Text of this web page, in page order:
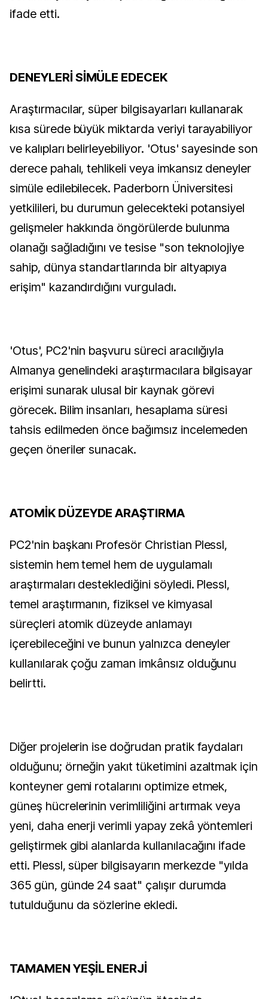
ifade etti.
DENEYLERİ SİMÜLE EDECEK
Araştırmacılar, süper bilgisayarları kullanarak
kısa sürede büyük miktarda veriyi tarayabiliyor
ve kalıpları belirleyebiliyor. 'Otus' sayesinde son
derece pahalı, tehlikeli veya imkansız deneyler
simüle edilebilecek. Paderborn Üniversitesi
yetkilileri, bu durumun gelecekteki potansiyel
gelişmeler hakkında öngörülerde bulunma
olanağı sağladığını ve tesise "son teknolojiye
sahip, dünya standartlarında bir altyapıya
erişim" kazandırdığını vurguladı.
'Otus', PC2'nin başvuru süreci aracılığıyla
Almanya genelindeki araştırmacılara bilgisayar
erişimi sunarak ulusal bir kaynak görevi
görecek. Bilim insanları, hesaplama süresi
tahsis edilmeden önce bağımsız incelemeden
geçen öneriler sunacak.
ATOMİK DÜZEYDE ARAŞTIRMA
PC2'nin başkanı Profesör Christian Plessl,
sistemin hem temel hem de uygulamalı
araştırmaları desteklediğini söyledi. Plessl,
temel araştırmanın, fiziksel ve kimyasal
süreçleri atomik düzeyde anlamayı
içerebileceğini ve bunun yalnızca deneyler
kullanılarak çoğu zaman imkânsız olduğunu
belirtti.
Diğer projelerin ise doğrudan pratik faydaları
olduğunu; örneğin yakıt tüketimini azaltmak için
konteyner gemi rotalarını optimize etmek,
güneş hücrelerinin verimliliğini artırmak veya
yeni, daha enerji verimli yapay zekâ yöntemleri
geliştirmek gibi alanlarda kullanılacağını ifade
etti. Plessl, süper bilgisayarın merkezde "yılda
365 gün, günde 24 saat" çalışır durumda
tutulduğunu da sözlerine ekledi.
TAMAMEN YEŞİL ENERJİ